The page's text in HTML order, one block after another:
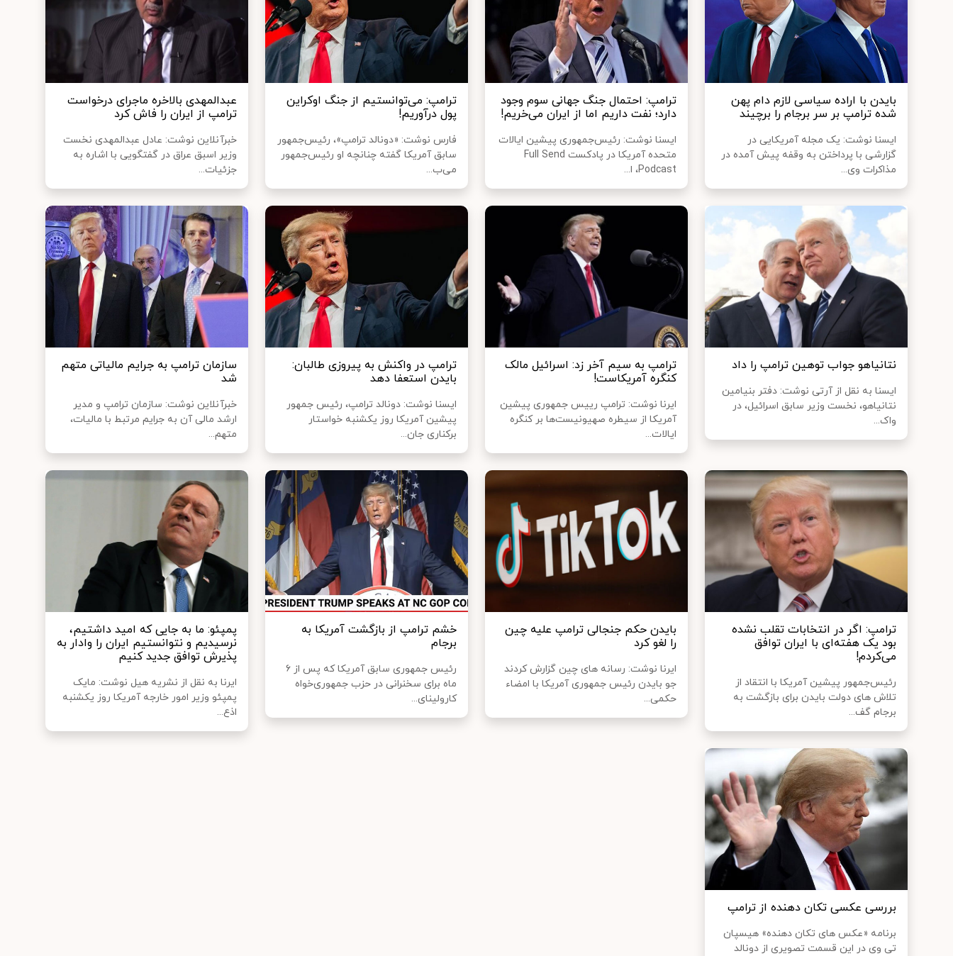
بایدن با اراده سیاسی لازم دام پهن
شده ترامپ بر سر برجام را برچیند
ایسنا نوشت: یک مجله آمریکایی در
گزارشی با پرداختن به وقفه پیش آمده در
مذاکرات وی...
ترامپ: احتمال جنگ جهانی سوم وجود
دارد؛ نفت داریم اما از ایران می‌خریم!
ایسنا نوشت: رئیس‌جمهوری پیشین ایالات
متحده آمریکا در پادکست Full Send
Podcast، ا...
ترامپ: می‌توانستیم از جنگ اوکراین
پول درآوریم!
فارس نوشت: «دونالد ترامپ»، رئیس‌جمهور
سابق آمریکا گفته چنانچه او رئیس‌جمهور
می‌ب...
عبدالمهدی بالاخره ماجرای درخواست
ترامپ از ایران را فاش کرد
خبرآنلاین نوشت: عادل عبدالمهدی نخست
وزیر اسبق عراق در گفتگویی با اشاره به
جزئیات...
نتانیاهو جواب توهین ترامپ را داد
ایسنا به نقل از آرتی نوشت: دفتر بنیامین
نتانیاهو، نخست وزیر سابق اسرائیل، در
واک...
ترامپ به سیم آخر زد: اسرائیل مالک
کنگره آمریکاست!
ایرنا نوشت: ترامپ رییس جمهوری پیشین
آمریکا از سیطره صهیونیست‌ها بر کنگره
ایالات...
ترامپ در واکنش به پیروزی طالبان:
بایدن استعفا دهد
ایسنا نوشت: دونالد ترامپ، رئیس جمهور
پیشین آمریکا روز یکشنبه خواستار
برکناری جان...
سازمان ترامپ به جرایم مالیاتی متهم
شد
خبرآنلاین نوشت: سازمان ترامپ و مدیر
ارشد مالی آن به جرایم مرتبط با مالیات،
متهم...
ترامپ: اگر در انتخابات تقلب نشده
بود یک هفته‌ای با ایران توافق
می‌کردم!
رئیس‌جمهور پیشین آمریکا با انتقاد از
تلاش های دولت بایدن برای بازگشت به
برجام گف...
بایدن حکم جنجالی ترامپ علیه چین
را لغو کرد
ایرنا نوشت: رسانه های چین گزارش کردند
جو بایدن رئیس جمهوری آمریکا با امضاء
حکمی...
خشم ترامپ از بازگشت آمریکا به
برجام
رئیس جمهوری سابق آمریکا که پس از ۶
ماه برای سخنرانی در حزب جمهوری‌خواه
کارولینای...
پمپئو: ما به جایی که امید داشتیم،
نرسیدیم و نتوانستیم ایران را وادار به
پذیرش توافق جدید کنیم
ایرنا به نقل از نشریه هیل نوشت: مایک
پمپئو وزیر امور خارجه آمریکا روز یکشنبه
اذع...
بررسی عکسی تکان دهنده از ترامپ
برنامه «عکس های تکان دهنده» هیسپان
تی وی در این قسمت تصویری از دونالد